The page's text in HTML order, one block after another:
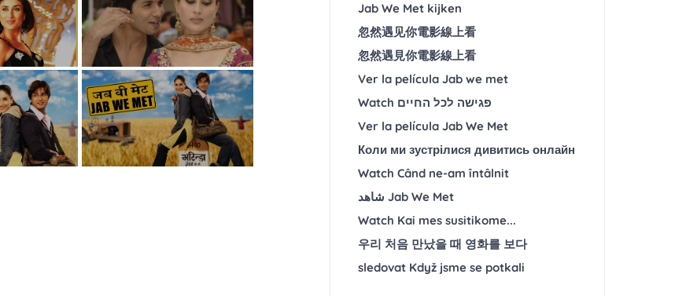
Jab We Met kijken
忽然遇见你電影線上看
忽然遇見你電影線上看
Ver la película Jab we met
Watch פגישה לכל החיים
Ver la película Jab We Met
Коли ми зустрілися дивитись онлайн
Watch Când ne-am întâlnit
شاهد Jab We Met
Watch Kai mes susitikome...
우리 처음 만났을 때 영화를 보다
sledovat Když jsme se potkali